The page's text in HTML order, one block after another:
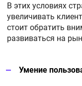
В этих условиях
увеличивать
стоит обратить
развиваться на
Умение